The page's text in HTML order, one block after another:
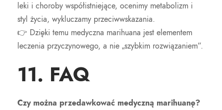
leki i choroby współistniejące, ocenimy metabolizm i
styl życia, wykluczamy przeciwwskazania.
👉 Dzięki temu medyczna marihuana jest elementem
leczenia przyczynowego, a nie „szybkim rozwiązaniem”.
11. FAQ
Czy można przedawkować medyczną marihuanę?